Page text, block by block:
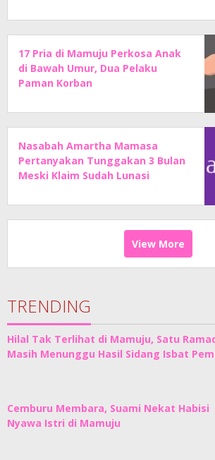
17 Pria di Mamuju Perkosa Anak
di Bawah Umur, Dua Pelaku
Paman Korban
Nasabah Amartha Mamasa
Pertanyakan Tunggakan 3 Bulan
Meski Klaim Sudah Lunasi
View More
TRENDING
Hilal Tak Terlihat di Mamuju, Satu
Masih Menunggu Hasil Sidang Isbat
Cemburu Membara, Suami Nekat Habisi
Nyawa Istri di Mamuju